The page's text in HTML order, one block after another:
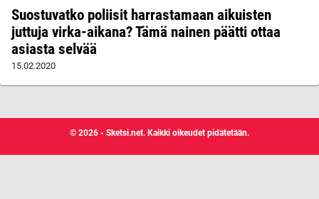
Suostuvatko poliisit harrastamaan aikuisten
juttuja virka-aikana? Tämä nainen päätti ottaa
asiasta selvää
15.02.2020
© 2026 - Sketsi.net. Kaikki oikeudet pidätetään.